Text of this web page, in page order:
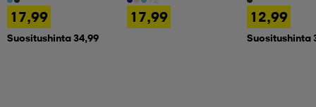
17,99
Suositushinta 34,99
17,99 12,99
Suositushinta